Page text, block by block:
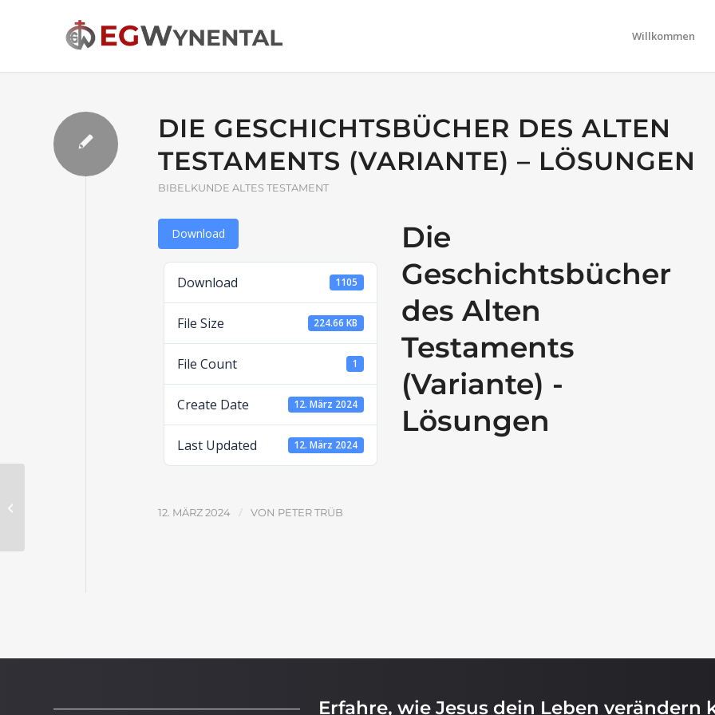
Willkommen
DIE GESCHICHTSBÜCHER DES ALTEN
TESTAMENTS (VARIANTE) – LÖSUNGEN
BIBELKUNDE ALTES TESTAMENT
Download
Download 1105
File Size 224.66 KB
File Count 1
Create Date 12. März 2024
Last Updated 12. März 2024
Die
Geschichtsbücher
des Alten
Testaments
(Variante) -
Lösungen
12. MÄRZ 2024 / VON PETER TRÜB
Erfahre, wie Jesus dein Leben verändern